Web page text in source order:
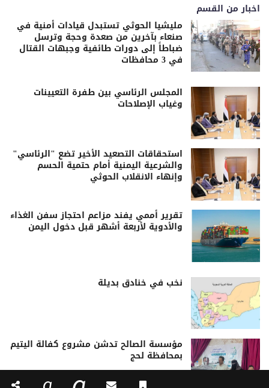
اخبار من القسم
مليشيا الحوثي تستبدل قيادات أمنية في
صنعاء بآخرين من صعدة وحجة وترسل
ضباطاً إلى دورات طائفية وجبهات القتال
في 3 محافظات
المجلس الرئاسي بين طفرة التعيينات
وغياب الإصلاحات
استحقاقات التصعيد الأخير تضع "الرئاسي"
والشرعية اليمنية أمام حتمية الحسم
وإنهاء الانقلاب الحوثي
تقرير أممي يفند مزاعم احتجاز سفن الغذاء
والأدوية لأربعة أشهر قبل دخول اليمن
نخب في خنادق بديلة
مؤسسة الصالح تدشن مشروع كفالة اليتيم
بمحافظة لحج